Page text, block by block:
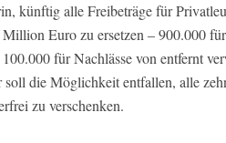
künftig alle Freibeträge für
Euro zu ersetzen – 900.000
für Nachlässe von entfernt
soll die Möglichkeit entfallen, alle
zu verschenken.